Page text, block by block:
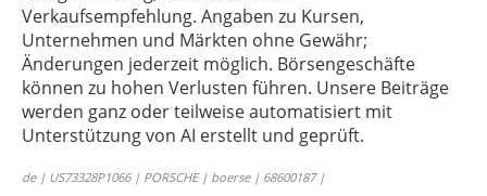
Verkaufsempfehlung. Angaben zu Kursen,
Unternehmen und Märkten ohne Gewähr;
Änderungen jederzeit möglich. Börsengeschäfte
können zu hohen Verlusten führen. Unsere Beiträge
werden ganz oder teilweise automatisiert mit
Unterstützung von AI erstellt und geprüft.
de | US73328P1066 | PORSCHE | boerse | 68600187 |